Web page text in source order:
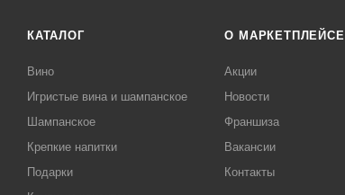
КАТАЛОГ
Вино
Игристые вина и шампанское
Шампанское
Крепкие напитки
Подарки
О МАРКЕТПЛЕЙСЕ
Акции
Новости
Франшиза
Вакансии
Контакты